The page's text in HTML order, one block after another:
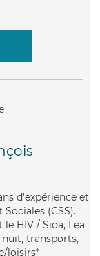
d'expérience et
(CSS).
HIV / Sida, Lea
nuit, transports,
loisirs*